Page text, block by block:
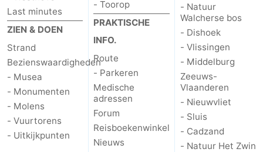
Last minutes
ZIEN & DOEN
Strand
Bezienswaardigheden
- Musea
- Monumenten
- Molens
- Vuurtorens
- Uitkijkpunten
- Toorop
PRAKTISCHE
INFO.
Route
- Parkeren
Medische
adressen
Forum
Reisboekenwinkel
Nieuws
- Natuur
Walcherse bos
- Dishoek
- Vlissingen
- Middelburg
Zeeuws-
Vlaanderen
- Nieuwvliet
- Sluis
- Cadzand
- Natuur Het Zwin